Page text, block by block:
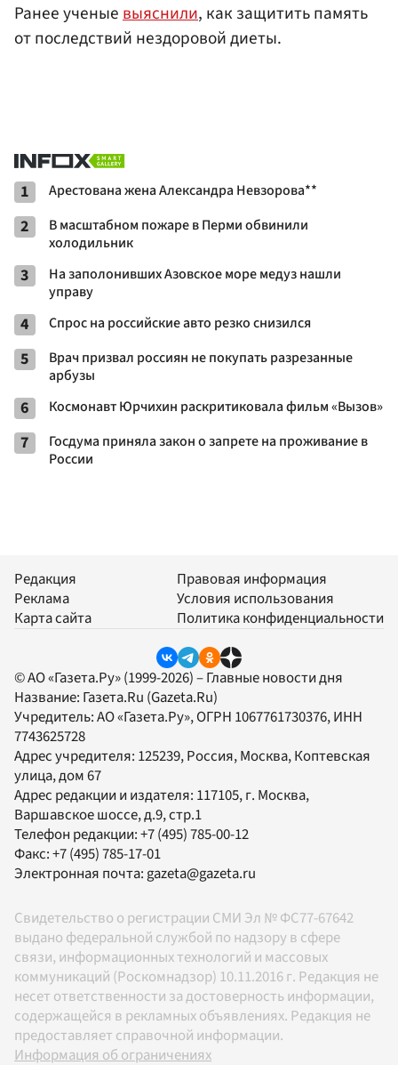
Ранее ученыевыяснили, как защитить память
от последствий нездоровой диеты.
1 Арестована жена Александра Невзорова**
2
В масштабном пожаре в Перми обвинили
холодильник
3
На заполонивших Азовское море медуз нашли
управу
4 Спрос на российские авто резко снизился
5
Врач призвал россиян не покупать разрезанные
арбузы
6 Космонавт Юрчихин раскритиковала фильм «Вызов»
7
Госдума приняла закон о запрете на проживание в
России
Редакция
Реклама
Карта сайта
Правовая информация
Условия использования
Политика конфиденциальности
© АО «Газета.Ру» (1999-2026) – Главные новости дня
Название: Газета.Ru (Gazeta.Ru)
Учредитель:АО «Газета.Ру», ОГРН 1067761730376, ИНН
7743625728
Адрес учредителя: 125239, Россия, Москва, Коптевская
улица, дом 67
Адрес редакции и издателя: 117105, г. Москва,
Варшавское шоссе, д.9, стр.1
Телефон редакции:+7 (495) 785-00-12
Факс:+7 (495) 785-17-01
Электронная почта: gazeta@gazeta.ru
Свидетельство о регистрации СМИ Эл № ФС77-67642
выдано федеральной службой по надзору в сфере
связи, информационных технологий и массовых
коммуникаций (Роскомнадзор) 10.11.2016 г. Редакция не
несет ответственности за достоверность информации,
содержащейся в рекламных объявлениях. Редакция не
предоставляет справочной информации.
Информация об ограничениях